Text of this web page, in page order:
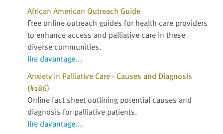
African American Outreach Guide
Free online outreach guides for health care providers
to enhance access and palliative care in these
diverse communities.
lire davantage...
Anxiety in Palliative Care - Causes and Diagnosis
(#186)
Online fact sheet outlining potential causes and
diagnosis for palliative patients.
lire davantage...